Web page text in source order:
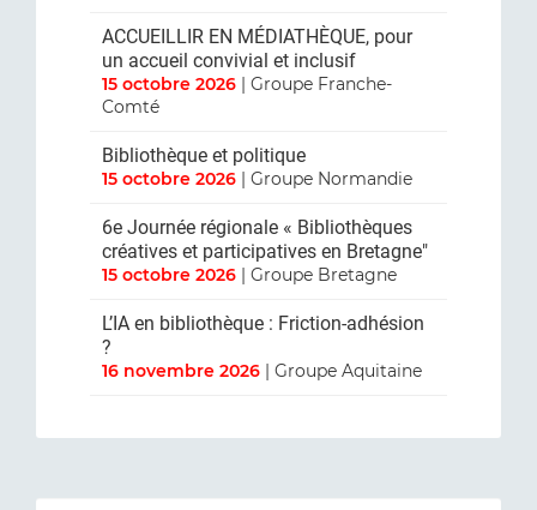
ACCUEILLIR EN MÉDIATHÈQUE, pour
un accueil convivial et inclusif
15 octobre 2026 | Groupe Franche-
Comté
Bibliothèque et politique
15 octobre 2026 | Groupe Normandie
6e Journée régionale « Bibliothèques
créatives et participatives en Bretagne"
15 octobre 2026 | Groupe Bretagne
L’IA en bibliothèque : Friction-adhésion
?
16 novembre 2026 | Groupe Aquitaine